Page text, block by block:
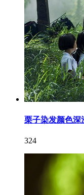
栗子染发颜色深
324